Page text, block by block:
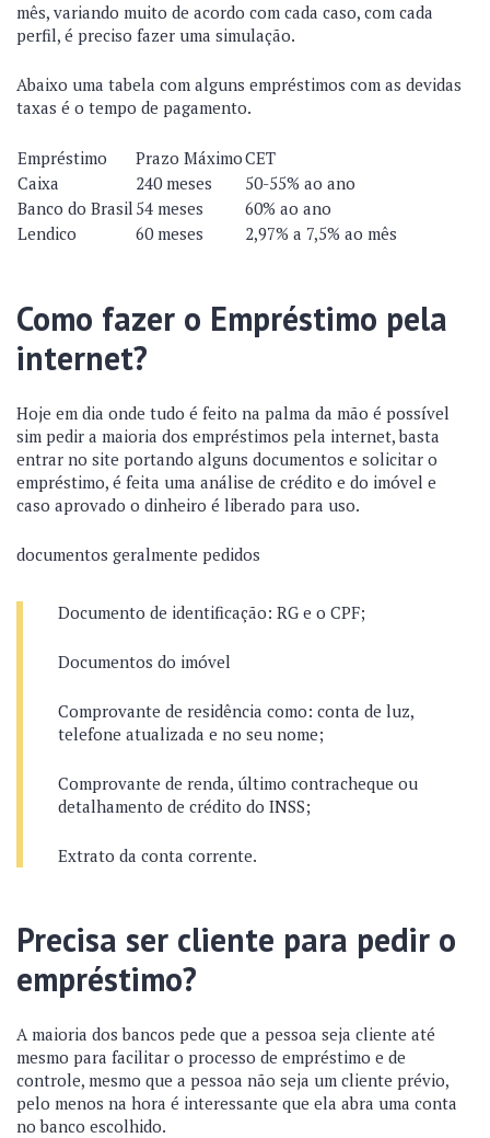
mês, variando muito de acordo com cada caso, com cada
perfil, é preciso fazer uma simulação.
Abaixo uma tabela com alguns empréstimos com as devidas
taxas é o tempo de pagamento.
Empréstimo Prazo MáximoCET
Caixa
240 meses
50-55% ao ano
Banco do Brasil 54 meses
60% ao ano
Lendico
60 meses 2,97% a 7,5% ao mês
Como fazer o Empréstimo pela
internet?
Hoje em dia onde tudo é feito na palma da mão é possível
sim pedir a maioria dos empréstimos pela internet, basta
entrar no site portando alguns documentos e solicitar o
empréstimo, é feita uma análise de crédito e do imóvel e
caso aprovado o dinheiro é liberado para uso.
documentos geralmente pedidos
Documento de identificação: RG e o CPF;
Documentos do imóvel
Comprovante de residência como: conta de luz,
telefone atualizada e no seu nome;
Comprovante de renda, último contracheque ou
detalhamento de crédito do INSS;
Extrato da conta corrente.
Precisa ser cliente para pedir o
empréstimo?
A maioria dos bancos pede que a pessoa seja cliente até
mesmo para facilitar o processo de empréstimo e de
controle, mesmo que a pessoa não seja um cliente prévio,
pelo menos na hora é interessante que ela abra uma conta
no banco escolhido.